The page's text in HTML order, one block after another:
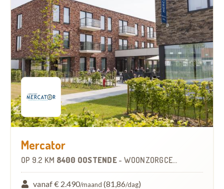
Mercator
OP 9.2 KM 8400 OOSTENDE - WOONZORGCENTRUM (WZC)
vanaf € 2.490/maand (81,86/dag)